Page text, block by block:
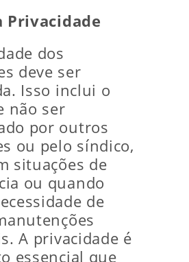
Privacidade
dos
deve ser
Isso inclui o
não ser
por outros
ou pelo síndico,
situações de
ou quando
de
A privacidade é
essencial que